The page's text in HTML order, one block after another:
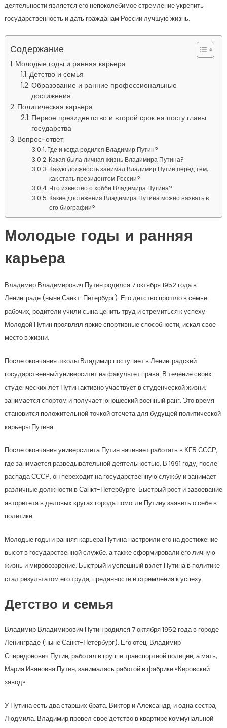
деятельности является его непоколебимое стремление укрепить
государственность и дать гражданам России лучшую жизнь.
Содержание
Молодые годы и ранняя карьера
Детство и семья
Образование и ранние профессиональные
достижения
Политическая карьера
Первое президентство и второй срок на посту главы
государства
Вопрос-ответ:
Где и когда родился Владимир Путин?
Какая была личная жизнь Владимира Путина?
Какую должность занимал Владимир Путин перед тем,
как стать президентом России?
Что известно о хобби Владимира Путина?
Какие достижения Владимира Путина можно назвать в
его биографии?
Молодые годы и ранняя
карьера
Владимир Владимирович Путин родился 7 октября 1952 года в
Ленинграде (ныне Санкт-Петербург). Его детство прошло в семье
рабочих, родители учили сына ценить труд и стремиться к успеху.
Молодой Путин проявлял яркие спортивные способности, искал свое
место в жизни.
После окончания школы Владимир поступает в Ленинградский
государственный университет на факультет права. В течение своих
студенческих лет Путин активно участвует в студенческой жизни,
занимается спортом и получает юношеский военный ранг. Это время
становится положительной точкой отсчета для будущей политической
карьеры Путина.
После окончания университета Путин начинает работать в КГБ СССР,
где занимается разведывательной деятельностью. В 1991 году, после
распада СССР, он переходит на государственную службу и занимает
различные должности в Санкт-Петербурге. Быстрый рост и завоевание
авторитета в деловых кругах города помогли Путину заявить о себе в
политике.
Молодые годы и ранняя карьера Путина настроили его на достижение
высот в государственной службе, а также сформировали его личную
жизнь и мировоззрение. Быстрый и успешный взлет Путина в политике
стал результатом его труда, преданности и стремления к успеху.
Детство и семья
Владимир Владимирович Путин родился 7 октября 1952 года в городе
Ленинграде (ныне Санкт-Петербург). Его отец, Владимир
Спиридонович Путин, работал в группе транспортной полиции, а мать,
Мария Ивановна Путин, занималась работой в фабрике «Кировский
завод».
У Путина есть два старших брата, Виктор и Александр, и одна сестра,
Людмила. Владимир провел свое детство в квартире коммунальной